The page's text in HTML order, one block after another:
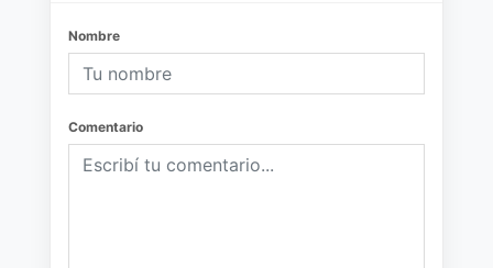
Nombre
Comentario